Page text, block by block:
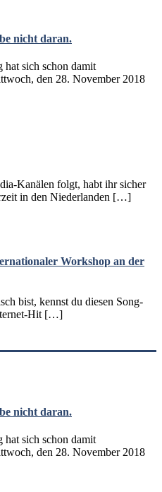
nicht daran.
hat sich schon damit
den 28. November 2018
Kanälen folgt, habt ihr sicher
in den Niederlanden […]
Workshop an der
bist, kennst du diesen Song-
Hit […]
nicht daran.
hat sich schon damit
den 28. November 2018